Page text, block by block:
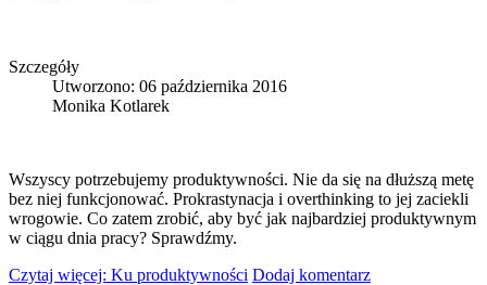
Szczegóły
Utworzono: 06 października 2016
Monika Kotlarek
Wszyscy potrzebujemy produktywności. Nie da się na dłuższą metę
bez niej funkcjonować. Prokrastynacja i overthinking to jej zaciekli
wrogowie. Co zatem zrobić, aby być jak najbardziej produktywnym
w ciągu dnia pracy? Sprawdźmy.
Czytaj więcej: Ku produktywności Dodaj komentarz